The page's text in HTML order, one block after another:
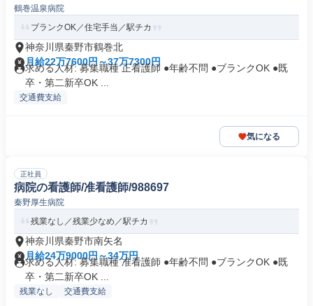
鶴巻温泉病院
ブランクOK／住宅手当／駅チカ
神奈川県秦野市鶴巻北
月給22万7600円～37万7300円
求める人材: 募集職種 正看護師 ●年齢不問 ●ブランクOK ●既
卒・第二新卒OK ...
交通費支給
気になる
正社員
病院の看護師/准看護師/988697
秦野厚生病院
残業なし／残業少なめ／駅チカ
神奈川県秦野市南矢名
月給24万9000円～34万円
求める人材: 募集職種 准看護師 ●年齢不問 ●ブランクOK ●既
卒・第二新卒OK ...
残業なし 交通費支給